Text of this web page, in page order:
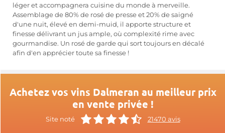
léger et accompagnera cuisine du monde à merveille.
Assemblage de 80% de rosé de presse et 20% de saigné
d'une nuit, élevé en demi-muid, il apporte structure et
finesse délivrant un jus ample, où complexité rime avec
gourmandise. Un rosé de garde qui sort toujours en décalé
afin d'en apprécier toute sa finesse !
Achetez vos vins Dalmeran au meilleur prix
en vente privée !
Site noté 21470 avis